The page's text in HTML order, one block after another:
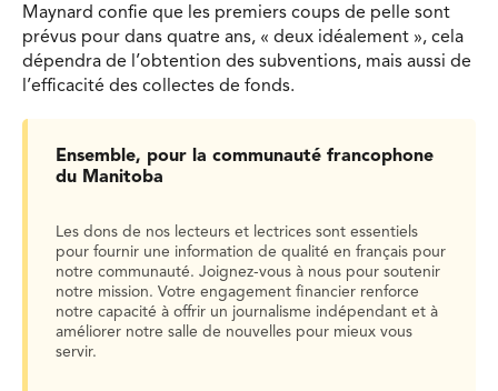
Maynard confie que les premiers coups de pelle sont
prévus pour dans quatre ans, « deux idéalement », cela
dépendra de l’obtention des subventions, mais aussi de
l’efficacité des collectes de fonds.
Ensemble, pour la communauté francophone
du Manitoba
Les dons de nos lecteurs et lectrices sont essentiels
pour fournir une information de qualité en français pour
notre communauté. Joignez-vous à nous pour soutenir
notre mission. Votre engagement financier renforce
notre capacité à offrir un journalisme indépendant et à
améliorer notre salle de nouvelles pour mieux vous
servir.